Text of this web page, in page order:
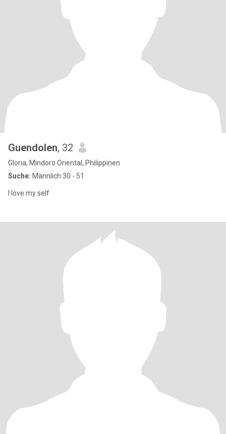
Guendolen, 32
Gloria, Mindoro Oriental, Philippinen
Suche: Männlich 30 - 51
I love my self